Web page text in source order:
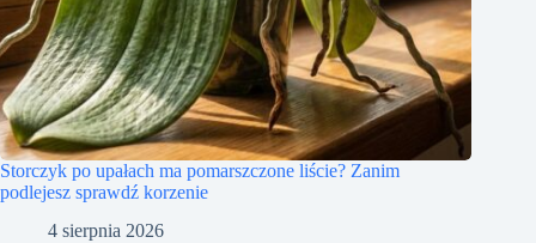
Storczyk po upałach ma pomarszczone liście? Zanim
podlejesz sprawdź korzenie
4 sierpnia 2026